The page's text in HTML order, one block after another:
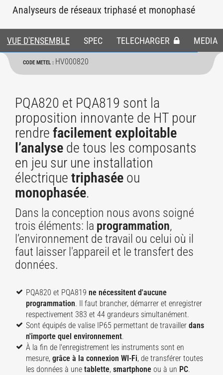
Analyseurs de réseaux triphasé et monophasé
VUE D'ENSEMBLE SPEC TELECHARGER MEDIA
CODE METEL : HV000820
PQA820 et PQA819 sont la
proposition innovante de HT pour
rendre facilement exploitable
l’analyse de tous les composants
en jeu sur une installation
électrique triphasée ou
monophasée.
Dans la conception nous avons soigné
trois éléments: la programmation,
l’environnement de travail ou celui où il
faut laisser l'appareil et le transfert des
données.
PQA820 et PQA819 ne nécessitent d'aucune
programmation. Il faut brancher, démarrer et enregistrer
respectivement 383 et 44 grandeurs simultanément.
Sont équipés de valise IP65 permettant de travailler dans
n'importe quel environnement.
À la fin de l'enregistrement les instruments sont en
mesure, grâce à la connexion WI-Fi, de transférer toutes
les données à une tablette, smartphone ou à un PC.